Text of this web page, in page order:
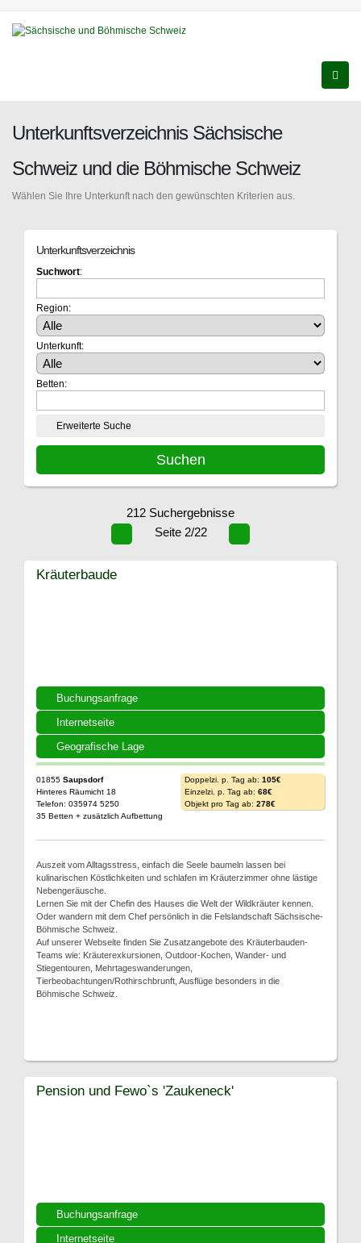
Unterkunftsverzeichnis Sächsische
Schweiz und die Böhmische Schweiz
Wählen Sie Ihre Unterkunft nach den gewünschten Kriterien aus.
Unterkunftsverzeichnis
Suchwort:
Region:
Unterkunft:
Betten:
Erweiterte Suche
212 Suchergebnisse
Seite 2/22
Buchungsanfrage
Internetseite
Geografische Lage
Kräuterbaude
01855 Saupsdorf
Hinteres Räumicht 18
Telefon: 035974 5250
35 Betten + zusätzlich Aufbettung
Doppelzi. p. Tag ab: 105€
Einzelzi. p. Tag ab: 68€
Objekt pro Tag ab: 278€
Auszeit vom Alltagsstress, einfach die Seele baumeln lassen bei
kulinarischen Köstlichkeiten und schlafen im Kräuterzimmer ohne lästige
Nebengeräusche.
Lernen Sie mit der Chefin des Hauses die Welt der Wildkräuter kennen.
Oder wandern mit dem Chef persönlich in die Felslandschaft Sächsische-
Böhmische Schweiz.
Auf unserer Webseite finden Sie Zusatzangebote des Kräuterbauden-
Teams wie: Kräuterexkursionen, Outdoor-Kochen, Wander- und
Stiegentouren, Mehrtageswanderungen,
Tierbeobachtungen/Rothirschbrunft, Ausflüge besonders in die
Böhmische Schweiz.
Buchungsanfrage
Internetseite
Pension und Fewo`s 'Zaukeneck'